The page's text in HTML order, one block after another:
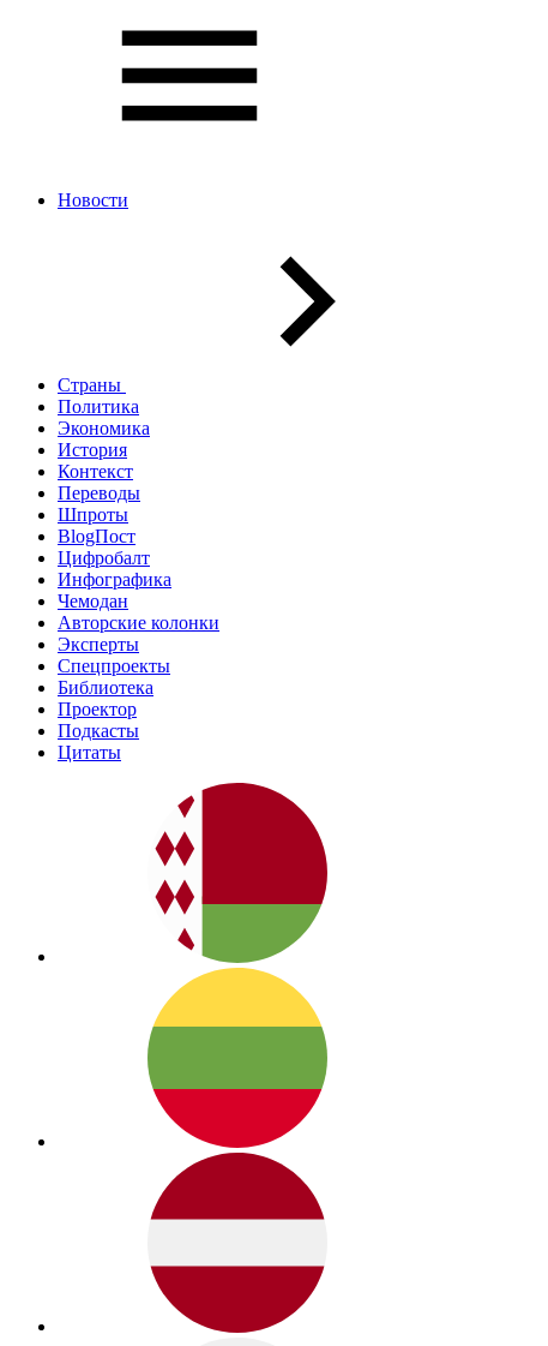
Новости
Страны
Политика
Экономика
История
Контекст
Переводы
Шпроты
BlogПост
Цифробалт
Инфографика
Чемодан
Авторские колонки
Эксперты
Спецпроекты
Библиотека
Проектор
Подкасты
Цитаты